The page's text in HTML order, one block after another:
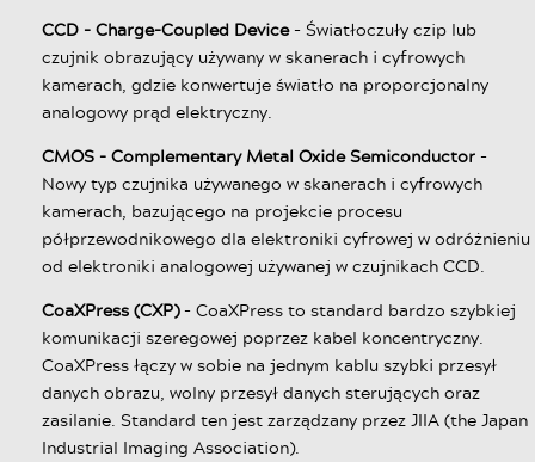
CCD - Charge-Coupled Device- Światłoczuły czip lub
czujnik obrazujący używany w skanerach i cyfrowych
kamerach, gdzie konwertuje światło na proporcjonalny
analogowy prąd elektryczny.
CMOS - Complementary Metal Oxide Semiconductor-
Nowy typ czujnika używanego w skanerach i cyfrowych
kamerach, bazującego na projekcie procesu
półprzewodnikowego dla elektroniki cyfrowej w odróżnieniu
od elektroniki analogowej używanej w czujnikach CCD.
CoaXPress (CXP)- CoaXPress to standard bardzo szybkiej
komunikacji szeregowej poprzez kabel koncentryczny.
CoaXPress łączy w sobie na jednym kablu szybki przesył
danych obrazu, wolny przesył danych sterujących oraz
zasilanie. Standard ten jest zarządzany przez JIIA (the Japan
Industrial Imaging Association).